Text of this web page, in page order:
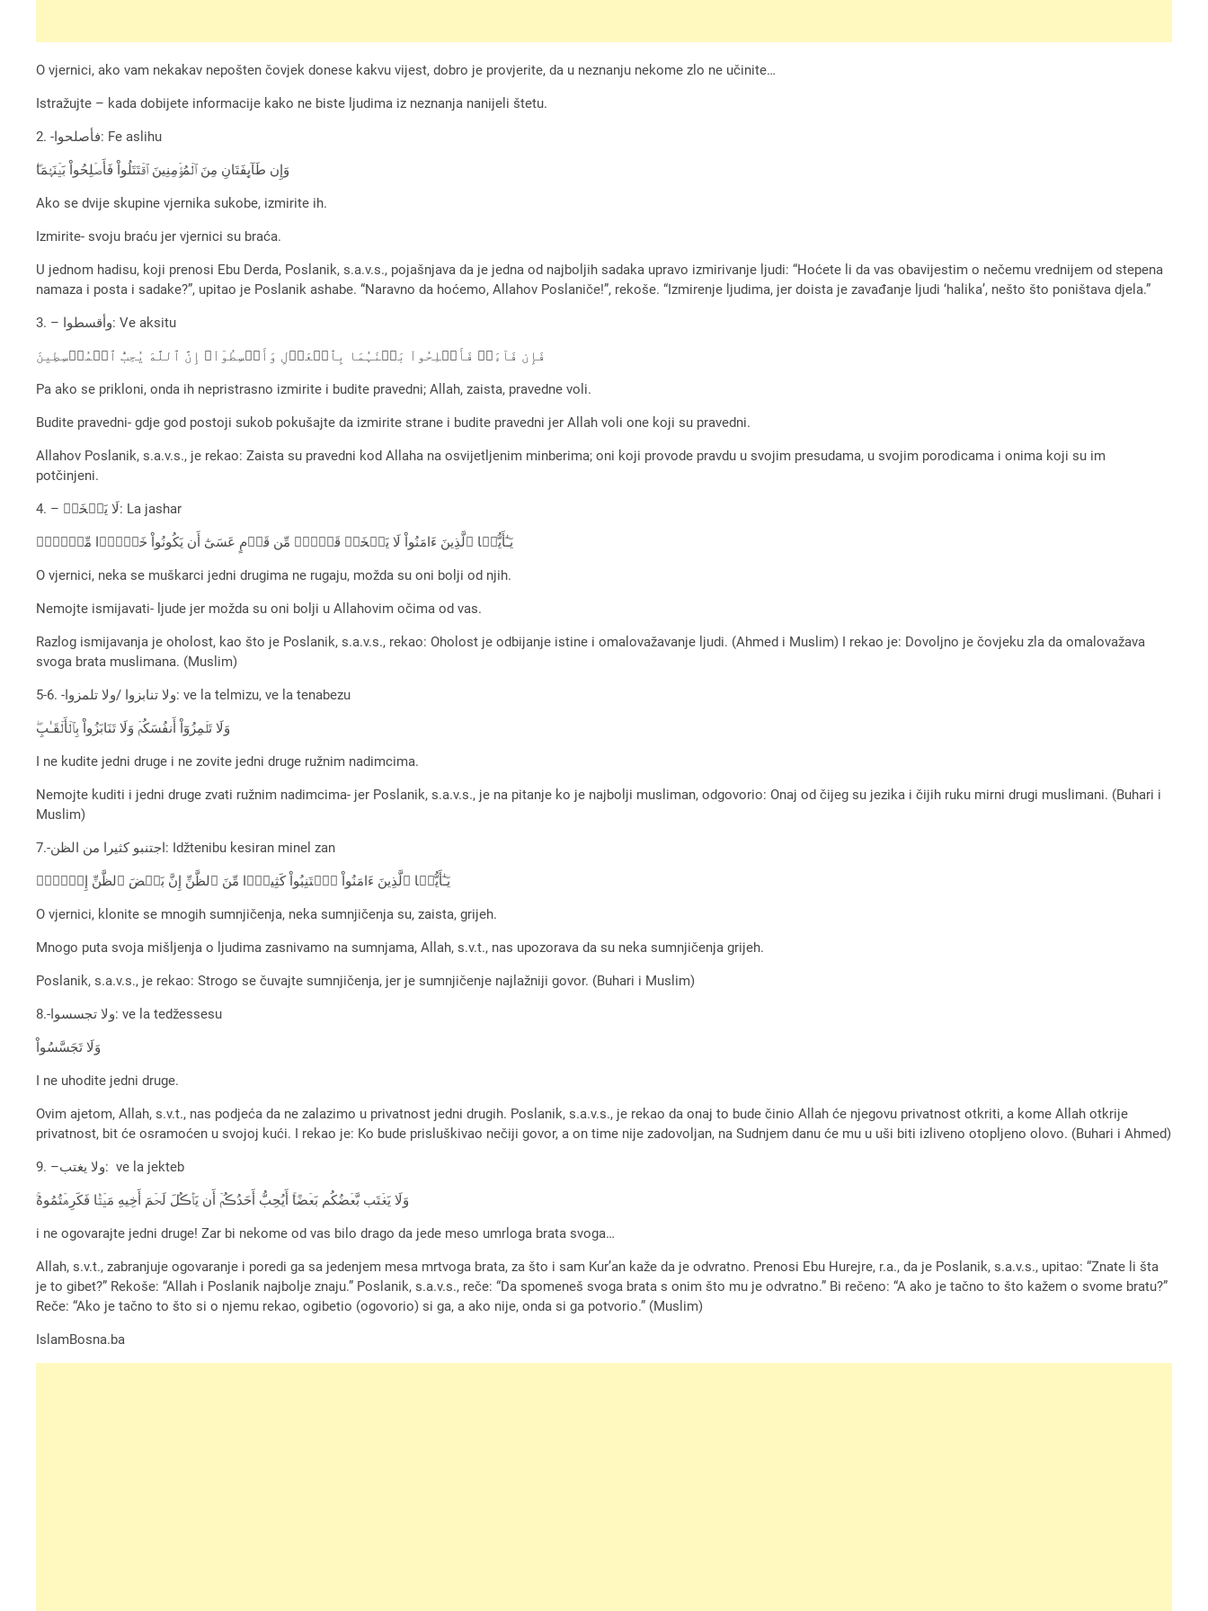
O vjernici, ako vam nekakav nepošten čovjek donese kakvu vijest, dobro je provjerite, da u neznanju nekome zlo ne učinite…
Istražujte – kada dobijete informacije kako ne biste ljudima iz neznanja nanijeli štetu.
2. -فأصلحوا: Fe aslihu
وَإِن طَآٮِٕفَتَانِ مِنَ ٱلۡمُؤۡمِنِينَ ٱقۡتَتَلُواْ فَأَصۡلِحُواْ بَيۡنَہُمَا‌ۖ
Ako se dvije skupine vjernika sukobe, izmirite ih.
Izmirite- svoju braću jer vjernici su braća.
U jednom hadisu, koji prenosi Ebu Derda, Poslanik, s.a.v.s., pojašnjava da je jedna od najboljih sadaka upravo izmirivanje ljudi: “Hoćete li da vas obavijestim o nečemu vrednijem od stepena
namaza i posta i sadake?”, upitao je Poslanik ashabe. “Naravno da hoćemo, Allahov Poslaniče!”, rekoše. “Izmirenje ljudima, jer doista je zavađanje ljudi ‘halika’, nešto što poništava djela.”
3. – وأقسطوا: Ve aksitu
فَإِن فَآءَتۡ فَأَصۡلِحُواْ بَيۡنَہُمَا بِٱلۡعَدۡلِ وَأَقۡسِطُوٓاْ‌ۖ إِنَّ ٱللَّهَ يُحِبُّ ٱلۡمُقۡسِطِينَ
Pa ako se prikloni, onda ih nepristrasno izmirite i budite pravedni; Allah, zaista, pravedne voli.
Budite pravedni- gdje god postoji sukob pokušajte da izmirite strane i budite pravedni jer Allah voli one koji su pravedni.
Allahov Poslanik, s.a.v.s., je rekao: Zaista su pravedni kod Allaha na osvijetljenim minberima; oni koji provode pravdu u svojim presudama, u svojim porodicama i onima koji su im
potčinjeni.
4. – لَا يَسۡخَرۡ: La jashar
يَـٰٓأَيُّہَا ٱلَّذِينَ ءَامَنُواْ لَا يَسۡخَرۡ قَوۡمٌ۬ مِّن قَوۡمٍ عَسَىٰٓ أَن يَكُونُواْ خَيۡرً۬ا مِّنۡہُمۡ
O vjernici, neka se muškarci jedni drugima ne rugaju, možda su oni bolji od njih.
Nemojte ismijavati- ljude jer možda su oni bolji u Allahovim očima od vas.
Razlog ismijavanja je oholost, kao što je Poslanik, s.a.v.s., rekao: Oholost je odbijanje istine i omalovažavanje ljudi. (Ahmed i Muslim) I rekao je: Dovoljno je čovjeku zla da omalovažava
svoga brata muslimana. (Muslim)
5-6. -ولا تنابزوا /ولا تلمزوا: ve la telmizu, ve la tenabezu
وَلَا تَلۡمِزُوٓاْ أَنفُسَكُمۡ وَلَا تَنَابَزُواْ بِٱلۡأَلۡقَـٰبِ‌ۖ
I ne kudite jedni druge i ne zovite jedni druge ružnim nadimcima.
Nemojte kuditi i jedni druge zvati ružnim nadimcima- jer Poslanik, s.a.v.s., je na pitanje ko je najbolji musliman, odgovorio: Onaj od čijeg su jezika i čijih ruku mirni drugi muslimani. (Buhari i
Muslim)
7.-اجتنبو كثيرا من الظن: Idžtenibu kesiran minel zan
يَـٰٓأَيُّہَا ٱلَّذِينَ ءَامَنُواْ ٱجۡتَنِبُواْ كَثِيرً۬ا مِّنَ ٱلظَّنِّ إِنَّ بَعۡضَ ٱلظَّنِّ إِثۡمٌ۬‌ۖ
O vjernici, klonite se mnogih sumnjičenja, neka sumnjičenja su, zaista, grijeh.
Mnogo puta svoja mišljenja o ljudima zasnivamo na sumnjama, Allah, s.v.t., nas upozorava da su neka sumnjičenja grijeh.
Poslanik, s.a.v.s., je rekao: Strogo se čuvajte sumnjičenja, jer je sumnjičenje najlažniji govor. (Buhari i Muslim)
8.-ولا تجسسوا: ve la tedžessesu
وَلَا تَجَسَّسُواْ
I ne uhodite jedni druge.
Ovim ajetom, Allah, s.v.t., nas podjeća da ne zalazimo u privatnost jedni drugih. Poslanik, s.a.v.s., je rekao da onaj to bude činio Allah će njegovu privatnost otkriti, a kome Allah otkrije
privatnost, bit će osramoćen u svojoj kući. I rekao je: Ko bude prisluškivao nečiji govor, a on time nije zadovoljan, na Sudnjem danu će mu u uši biti izliveno otopljeno olovo. (Buhari i Ahmed)
9. –ولا يغتب: ve la jekteb
وَلَا يَغۡتَب بَّعۡضُكُم بَعۡضًا‌ۚ أَيُحِبُّ أَحَدُڪُمۡ أَن يَأۡڪُلَ لَحۡمَ أَخِيهِ مَيۡتً۬ا فَكَرِهۡتُمُوهُ‌ۚ
i ne ogovarajte jedni druge! Zar bi nekome od vas bilo drago da jede meso umrloga brata svoga…
Allah, s.v.t., zabranjuje ogovaranje i poredi ga sa jedenjem mesa mrtvoga brata, za što i sam Kur’an kaže da je odvratno. Prenosi Ebu Hurejre, r.a., da je Poslanik, s.a.v.s., upitao: “Znate li šta
je to gibet?” Rekoše: “Allah i Poslanik najbolje znaju.” Poslanik, s.a.v.s., reče: “Da spomeneš svoga brata s onim što mu je odvratno.” Bi rečeno: “A ako je tačno to što kažem o svome bratu?”
Reče: “Ako je tačno to što si o njemu rekao, ogibetio (ogovorio) si ga, a ako nije, onda si ga potvorio.” (Muslim)
IslamBosna.ba